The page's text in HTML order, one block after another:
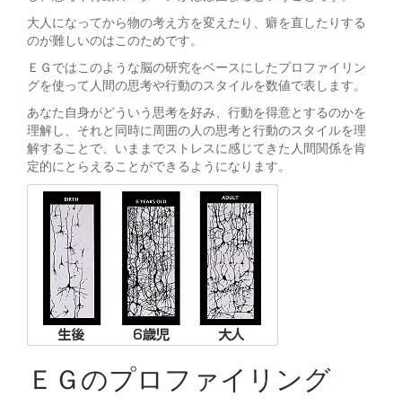
大人になってから物の考え方を変えたり、癖を直したりする
のが難しいのはこのためです。
ＥＧではこのような脳の研究をベースにしたプロファイリン
グを使って人間の思考や行動のスタイルを数値で表します。
あなた自身がどういう思考を好み、行動を得意とするのかを
理解し、それと同時に周囲の人の思考と行動のスタイルを理
解することで、いままでストレスに感じてきた人間関係を肯
定的にとらえることができるようになります。
ＥＧのプロファイリング